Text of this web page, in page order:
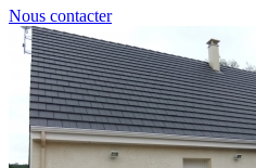
Nous contacter